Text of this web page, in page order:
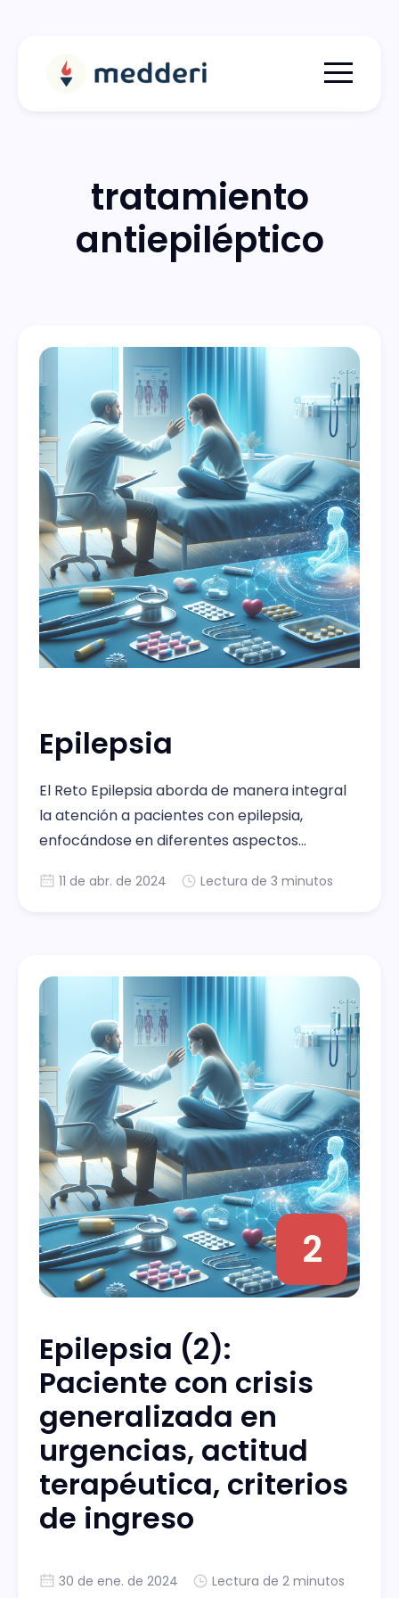
Menu
tratamiento
antiepiléptico
Epilepsia
El Reto Epilepsia aborda de manera integral
la atención a pacientes con epilepsia,
enfocándose en diferentes aspectos
médicos en formación. A lo largo de cuatro
todo mediante
11 de abr. de 2024 Lectura de 3 minutos
2
Epilepsia (2):
Paciente con crisis
generalizada en
urgencias, actitud
terapéutica, criterios
de ingreso
30 de ene. de 2024 Lectura de 2 minutos